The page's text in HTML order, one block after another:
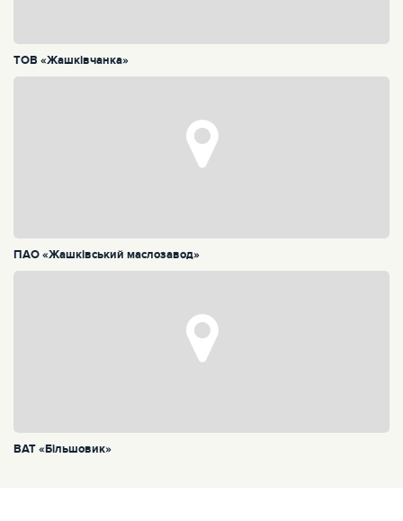
ТОВ «Жашківчанка»
ПАО «Жашківський маслозавод»
ВАТ «Більшовик»